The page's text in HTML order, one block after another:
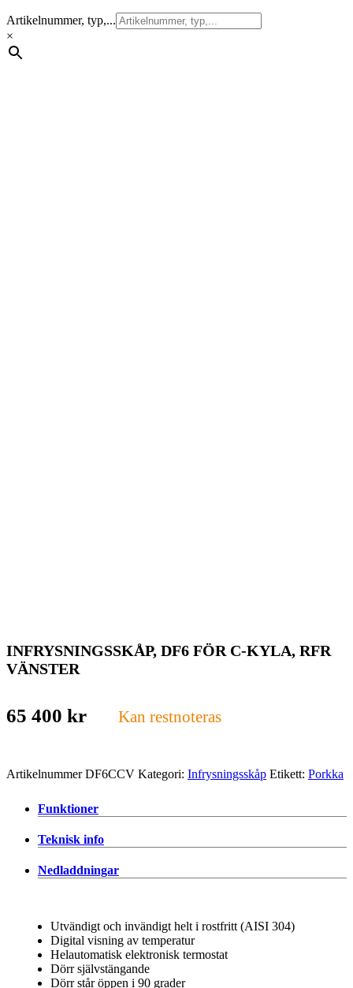
Artikelnummer, typ,...
×
INFRYSNINGSSKÅP, DF6 FÖR C-KYLA, RFR
VÄNSTER
65 400 kr Kan restnoteras
ArtikelnummerDF6CCV Kategori: Infrysningsskåp Etikett: Porkka
Funktioner
Teknisk info
Nedladdningar
Utvändigt och invändigt helt i rostfritt (AISI 304)
Digital visning av temperatur
Helautomatisk elektronisk termostat
Dörr självstängande
Dörr står öppen i 90 grader